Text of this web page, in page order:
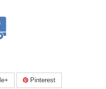
Pinterest